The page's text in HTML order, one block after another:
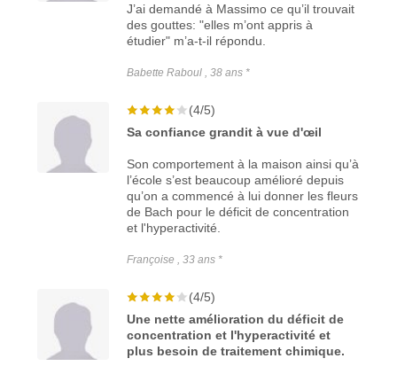
J’ai demandé à Massimo ce qu’il trouvait
des gouttes: "elles m’ont appris à
étudier" m’a-t-il répondu.
Babette Raboul , 38 ans *
(4/5)
Sa confiance grandit à vue d'œil
Son comportement à la maison ainsi qu’à
l’école s’est beaucoup amélioré depuis
qu’on a commencé à lui donner les fleurs
de Bach pour le déficit de concentration
et l'hyperactivité.
Françoise , 33 ans *
(4/5)
Une nette amélioration du déficit de
concentration et l'hyperactivité et
plus besoin de traitement chimique.